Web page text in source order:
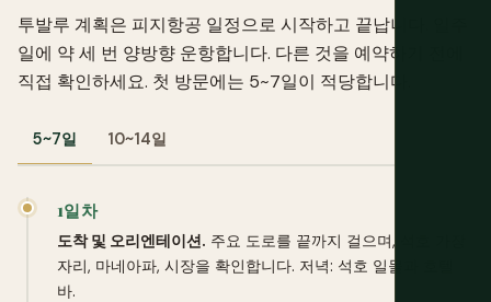
투발루 계획은 피지항공 일정으로 시작하고 끝납니다. 일주
일에 약 세 번 양방향 운항합니다. 다른 것을 예약하기 전에
직접 확인하세요. 첫 방문에는 5~7일이 적당합니다.
5~7일 10~14일
1일차
도착 및 오리엔테이션. 주요 도로를 끝까지 걸으며, 석호 가장
자리, 마네아파, 시장을 확인합니다. 저녁: 석호 일몰과 호텔
바.